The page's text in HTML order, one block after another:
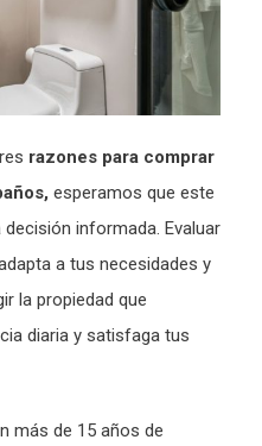
razones para comprar
esperamos que este
informada. Evaluar
a tus necesidades y
la propiedad que
diaria y satisfaga tus
más de 15 años de